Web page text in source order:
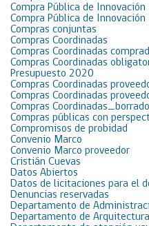
Compra Pública de Innovación
Compra Pública de Innovación
Compras conjuntas
Compras Coordinadas
Compras Coordinadas
Compras Coordinadas
Presupuesto 2020
Compras Coordinadas
Compras Coordinadas
Compras
Compras públicas con
Compromisos de probidad
Convenio Marco
Convenio Marco proveedor
Cristián Cuevas
Datos Abiertos
Datos de licitaciones para el
Denuncias reservadas
Departamento de
Departamento de